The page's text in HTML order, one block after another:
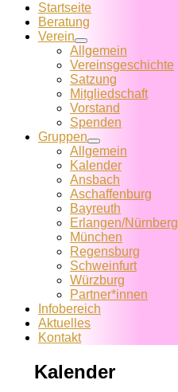
Startseite
Beratung
Verein
Allgemein
Vereins­geschichte
Satzung
Mitglied­schaft
Vorstand
Spenden
Gruppen
Allgemein
Kalender
Ansbach
Aschaffenburg
Bayreuth
Erlangen/Nürnberg
München
Regensburg
Schweinfurt
Würzburg
Partner*innen
Infobereich
Aktuelles
Kontakt
Kalender